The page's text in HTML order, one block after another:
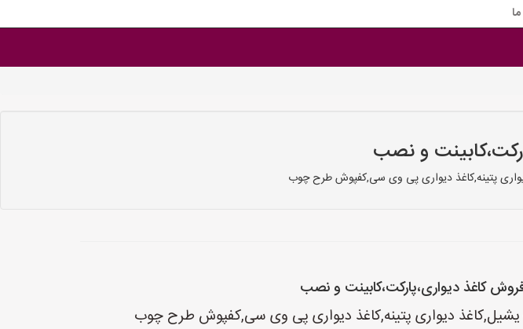
و نصب
پتینه,کاغذ دیواری پی وی سی,کفپوش طرح چوب
کاغذ دیواری،پارکت،کابینت و نصب
یشیل,کاغذ دیواری پتینه,کاغذ دیواری پی وی سی,کفپوش طرح چوب